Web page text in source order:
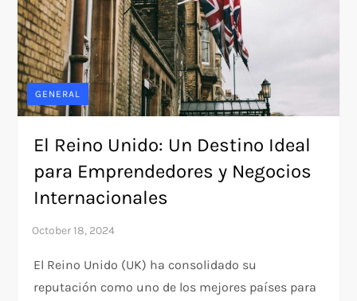
GENERAL
El Reino Unido: Un Destino Ideal
para Emprendedores y Negocios
Internacionales
El Reino Unido (UK) ha consolidado su
reputación como uno de los mejores países para